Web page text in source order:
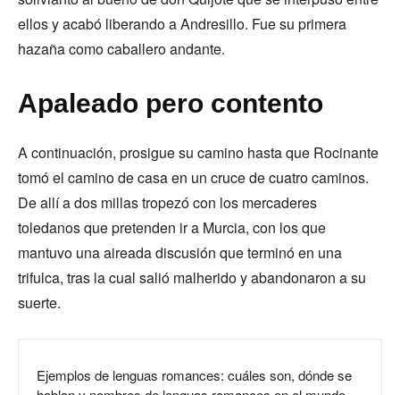
ellos y acabó liberando a Andresillo. Fue su primera
hazaña como caballero andante.
Apaleado pero contento
A continuación, prosigue su camino hasta que Rocinante
tomó el camino de casa en un cruce de cuatro caminos.
De allí a dos millas tropezó con los mercaderes
toledanos que pretenden ir a Murcia, con los que
mantuvo una aireada discusión que terminó en una
trifulca, tras la cual salió malherido y abandonaron a su
suerte.
Ejemplos de lenguas romances: cuáles son, dónde se